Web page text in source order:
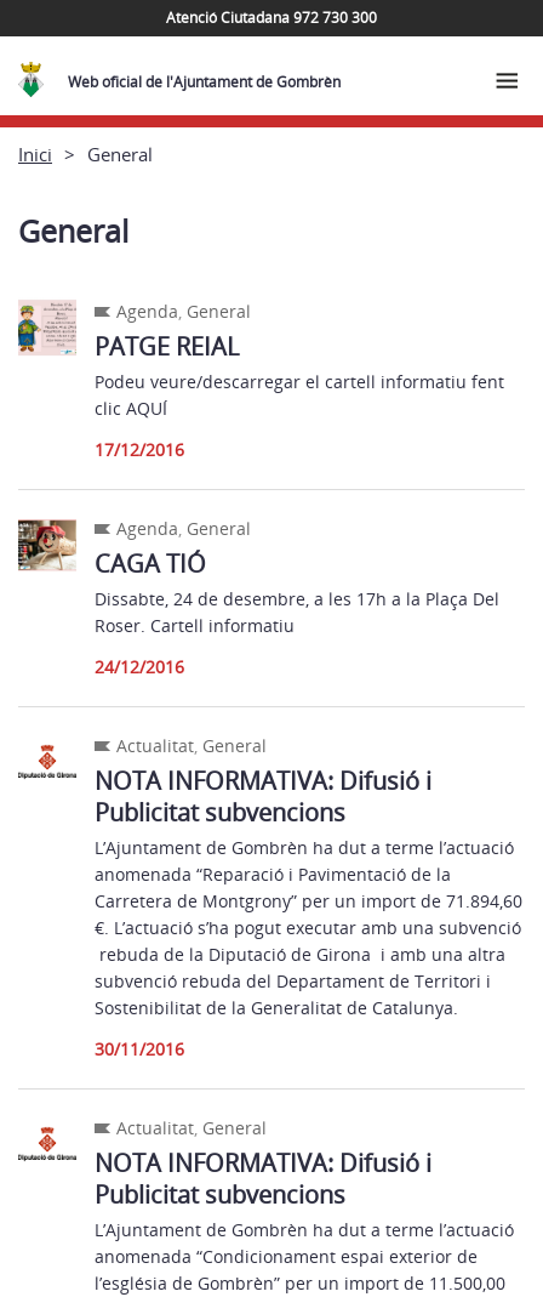
Atenció Ciutadana 972 730 300
Web oficial de l'Ajuntament de Gombrèn
Inici General
General
Agenda, General
PATGE REIAL
Podeu veure/descarregar el cartell informatiu fent
clic AQUÍ
17/12/2016
Agenda, General
CAGA TIÓ
Dissabte, 24 de desembre, a les 17h a la Plaça Del
Roser. Cartell informatiu
24/12/2016
Actualitat, General
NOTA INFORMATIVA: Difusió i
Publicitat subvencions
L’Ajuntament de Gombrèn ha dut a terme l’actuació
anomenada “Reparació i Pavimentació de la
Carretera de Montgrony” per un import de 71.894,60
€. L’actuació s’ha pogut executar amb una subvenció
rebuda de la Diputació de Girona i amb una altra
subvenció rebuda del Departament de Territori i
Sostenibilitat de la Generalitat de Catalunya.
30/11/2016
Actualitat, General
NOTA INFORMATIVA: Difusió i
Publicitat subvencions
L’Ajuntament de Gombrèn ha dut a terme l’actuació
anomenada “Condicionament espai exterior de
l’església de Gombrèn” per un import de 11.500,00